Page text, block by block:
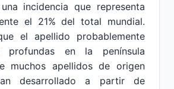
incidencia que representa
el 21% del total mundial.
el apellido probablemente
profundas en la península
muchos apellidos de origen
desarrollado a partir de